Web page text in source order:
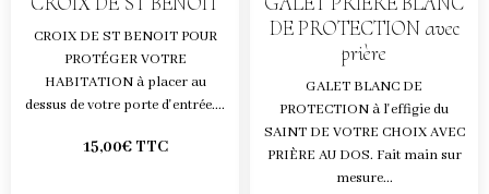
CROIX DE ST BENOIT POUR
PROTÉGER VOTRE
HABITATION à placer au
dessus de votre porte d'entrée....
15,00€ TTC
DE PROTECTION avec
prière
GALET BLANC DE
PROTECTION à l'effigie du
SAINT DE VOTRE CHOIX AVEC
PRIÈRE AU DOS. Fait main sur
mesure...